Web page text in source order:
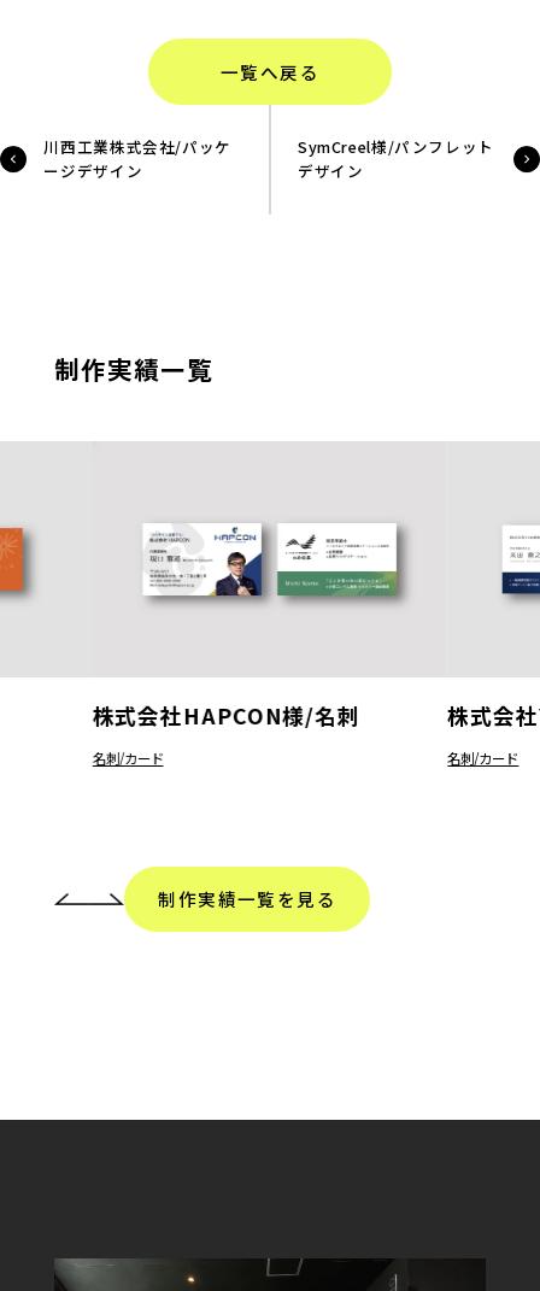
一覧へ戻る
川西工業株式会社/パッケ
ージデザイン
SymCreel様/パンフレット
デザイン
制作実績一覧
株式会社HAPCON様/名刺
名刺/カード
株式会
名刺/カード
制作実績一覧を見る